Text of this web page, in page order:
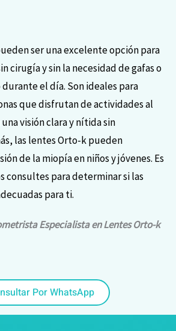
ser una excelente opción para
cirugía y sin la necesidad de gafas o
el día. Son ideales para
que disfrutan de actividades al
visión clara y nítida sin
las lentes Orto-k pueden
de la miopía en niños y jóvenes. Es
consultes para determinar si las
para ti.
Especialista en Lentes Orto-k
Por WhatsApp